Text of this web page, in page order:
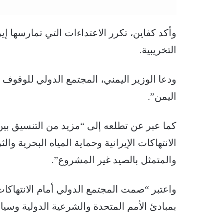
وأكد كفاين، تكرر الاعتداءات التي تمارسها
التخريبية.
ودعا الوزير اليمني، المجتمع الدولي
اليمن”.
كما عبر عن تطلعه إلى “مزيد من التنسيق
الانتهاكات الإيرانية وحماية المياه
والمتمثل بالصيد غير المشروع”.
واعتبر “صمت المجتمع الدولي أمام الانتهاكات
بمبادئ الأمم المتحدة والشرعية الدولية